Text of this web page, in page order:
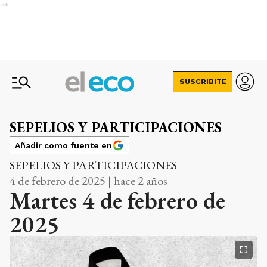
Ads
SUSCRIBITE
SEPELIOS Y PARTICIPACIONES
Añadir como fuente en
SEPELIOS Y PARTICIPACIONES
4 de febrero de 2025 | hace 2 años
Martes 4 de febrero de
2025